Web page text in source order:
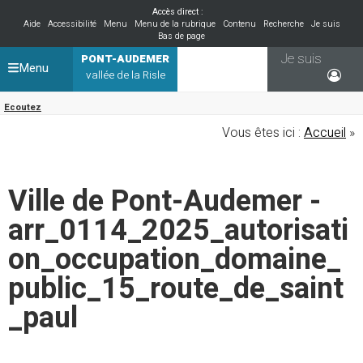
Accès direct :
Aide
Accessibilité Menu Menu de la rubrique Contenu Recherche
Je suis
Bas de page
PONT-AUDEMER
vallée de la Risle
Ecoutez
Je suis
Menu
Vous êtes ici : Accueil »
Ville de Pont-Audemer -
arr_0114_2025_autorisati
on_occupation_domaine_
public_15_route_de_saint
_paul